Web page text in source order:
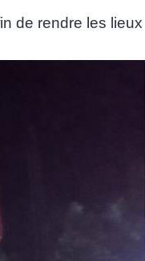
de rendre les lieux